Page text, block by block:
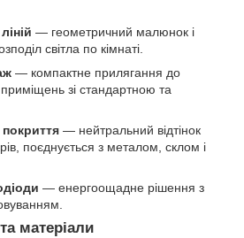
— геометричний малюнок і
світла по кімнаті.
— компактне прилягання до
зі стандартною та
— нейтральний відтінок
поєднується з металом, склом і
— енергоощадне рішення з
матеріали